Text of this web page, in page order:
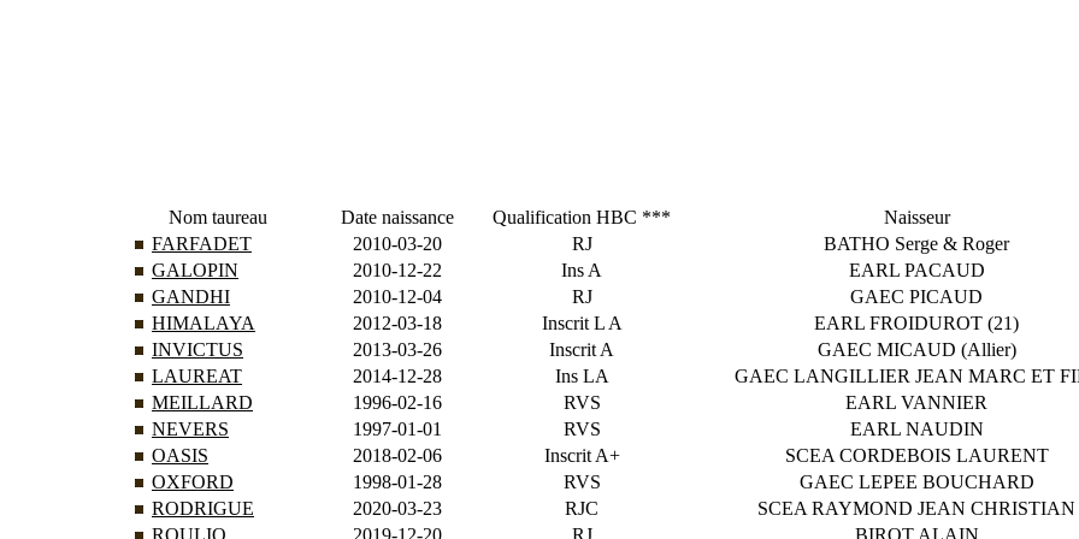
Nom taureau Date naissance Qualification HBC ***
Naisseur
FARFADET
2010-03-20 RJ
BATHO Serge & Roger
GALOPIN
2010-12-22 Ins A
EARL PACAUD
GANDHI
2010-12-04 RJ
GAEC PICAUD
HIMALAYA
2012-03-18 Inscrit L A
EARL FROIDUROT (21)
INVICTUS
2013-03-26 Inscrit A
GAEC MICAUD (Allier)
LAUREAT
2014-12-28 Ins LA
GAEC LANGILLIER JEAN MARC ET
MEILLARD
1996-02-16 RVS
EARL VANNIER
NEVERS
1997-01-01 RVS
EARL NAUDIN
OASIS
2018-02-06 Inscrit A+
SCEA CORDEBOIS LAURENT
OXFORD
1998-01-28 RVS
GAEC LEPEE BOUCHARD
RODRIGUE
2020-03-23 RJC
SCEA RAYMOND JEAN CHRISTIAN
ROULIO
2019-12-20 RJ BIROT ALAIN